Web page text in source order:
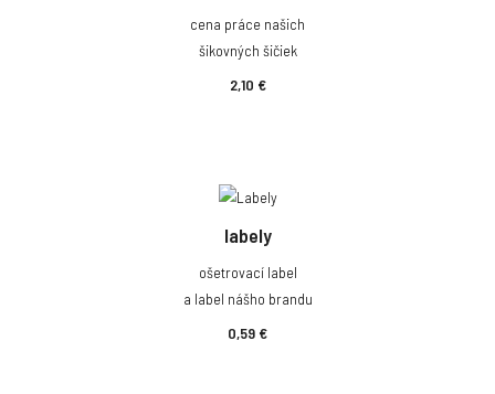
cena práce našich
šikovných šičiek
2,10 €
labely
ošetrovací label
a label nášho brandu
0,59 €